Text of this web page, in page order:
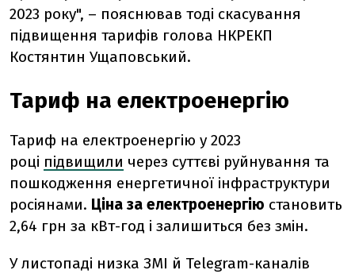
2023 року", – пояснював тоді скасування
підвищення тарифів голова НКРЕКП
Костянтин Ущаповський.
Тариф на електроенергію
Тариф на електроенергію у 2023
році підвищили через суттєві руйнування та
пошкодження енергетичної інфраструктури
росіянами. Ціна за електроенергію становить
2,64 грн за кВт-год і залишиться без змін.
У листопаді низка ЗМІ й Telegram-каналів